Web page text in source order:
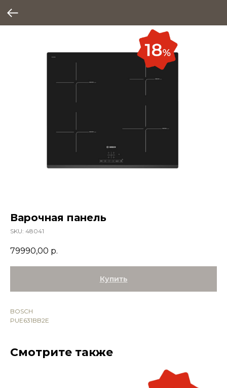
Варочная панель
SKU: 48041
79990,00 р.
Купить
BOSCH
PUE631BB2E
Смотрите также